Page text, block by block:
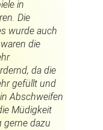
in
Die
wurde auch
die
da die
gefüllt und
Abschweifen
Müdigkeit
gerne dazu